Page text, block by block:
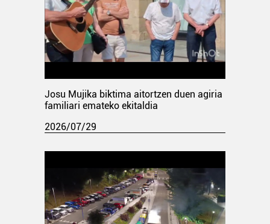
Josu Mujika biktima aitortzen duen agiria
familiari emateko ekitaldia
2026/07/29